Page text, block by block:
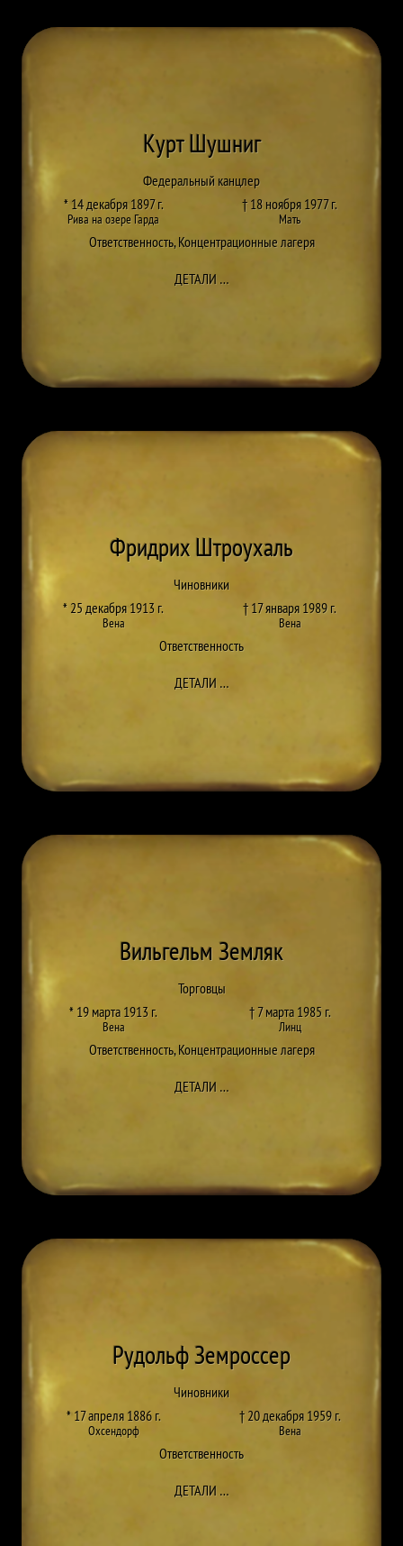
Курт Шушниг
Федеральный канцлер
* 14 декабря 1897 г.
Рива на озере Гарда
† 18 ноября 1977 г.
Мать
Ответственность,Концентрационные лагеря
ДЕТАЛИ…ДО KURT SCHUSCHNIGG
Фридрих Штроухаль
Чиновники
* 25 декабря 1913 г.
Вена
† 17 января 1989 г.
Вена
Ответственность
ДЕТАЛИ…ДО FRIEDRICH STROUHAL
Вильгельм Земляк
Торговцы
* 19 марта 1913 г.
Вена
† 7 марта 1985 г.
Линц
Ответственность,Концентрационные лагеря
ДЕТАЛИ…ДО WILHELM ZEMLJAK
Рудольф Земроссер
Чиновники
* 17 апреля 1886 г.
Охсендорф
† 20 декабря 1959 г.
Вена
Ответственность
ДЕТАЛИ…ДО RUDOLF ZEMROSSER